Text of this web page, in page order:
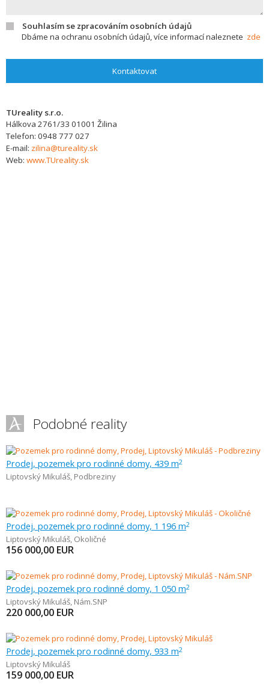
Souhlasím se zpracováním osobních údajů
Dbáme na ochranu osobních údajů, více informací naleznete zde
Kontaktovat
TUreality s.r.o.
Hálkova 2761/33 01001 Žilina
Telefon: 0948 777 027
E-mail: zilina@tureality.sk
Web: www.TUreality.sk
Podobné reality
Prodej, pozemek pro rodinné domy, 439 m2
Liptovský Mikuláš, Podbreziny
Prodej, pozemek pro rodinné domy, 1 196 m2
Liptovský Mikuláš, Okoličné
156 000,00 EUR
Prodej, pozemek pro rodinné domy, 1 050 m2
Liptovský Mikuláš, Nám.SNP
220 000,00 EUR
Prodej, pozemek pro rodinné domy, 933 m2
Liptovský Mikuláš
159 000,00 EUR